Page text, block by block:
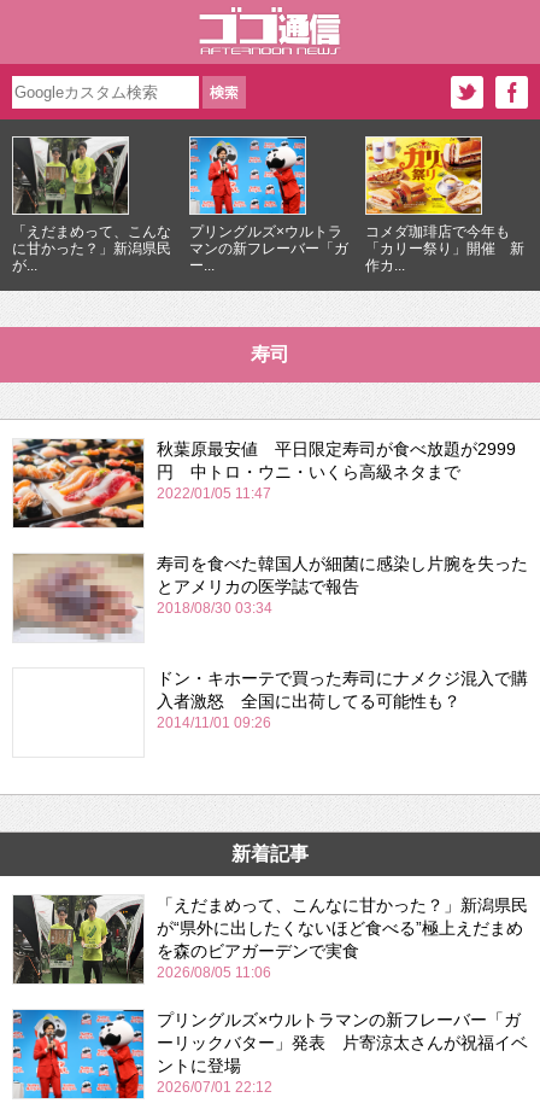
「えだまめって、こんな
に甘かった？」新潟県民
が...
プリングルズ×ウルトラ
マンの新フレーバー「ガ
ー...
コメダ珈琲店で今年も
「カリー祭り」開催 新
作カ...
寿司
秋葉原最安値 平日限定寿司が食べ放題が2999
円 中トロ・ウニ・いくら高級ネタまで
2022/01/05 11:47
寿司を食べた韓国人が細菌に感染し片腕を失った
とアメリカの医学誌で報告
2018/08/30 03:34
ドン・キホーテで買った寿司にナメクジ混入で購
入者激怒 全国に出荷してる可能性も？
2014/11/01 09:26
新着記事
「えだまめって、こんなに甘かった？」新潟県民
が“県外に出したくないほど食べる”極上えだまめ
を森のビアガーデンで実食
2026/08/05 11:06
プリングルズ×ウルトラマンの新フレーバー「ガ
ーリックバター」発表 片寄涼太さんが祝福イベ
ントに登場
2026/07/01 22:12